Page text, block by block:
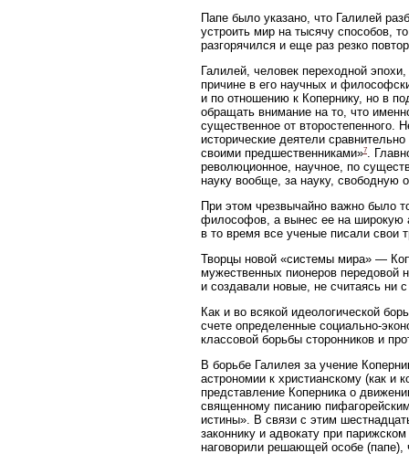
Папе было указано, что Галилей
устроить мир на тысячу способов,
разгорячился и еще раз резко
Галилей, человек переходной
причине в его научных и
и по отношению к Копернику, но в
обращать внимание на то, что
существенное от второстепенного.
исторические деятели
своими предшественниками»7
.
революционное, научное, по
науку вообще, за науку, свободную
При этом чрезвычайно важно было
философов, а вынес ее на широкую
в то время все ученые писали свои
Творцы новой «системы мира» —
мужественных пионеров передовой
и создавали новые, не считаясь ни
Как и во всякой идеологической
счете определенные социально-
классовой борьбы сторонников и
В борьбе Галилея за учение
астрономии к христианскому (как и
представление Коперника о
священному писанию
истины». В связи с этим
законнику и адвокату при
наговорили решающей особе (папе),